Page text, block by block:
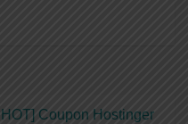
Coupon Hostinger